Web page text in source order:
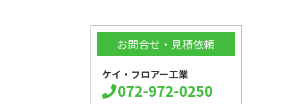
お問合せ・見積依頼
ケイ・フロアー工業
072-972-0250